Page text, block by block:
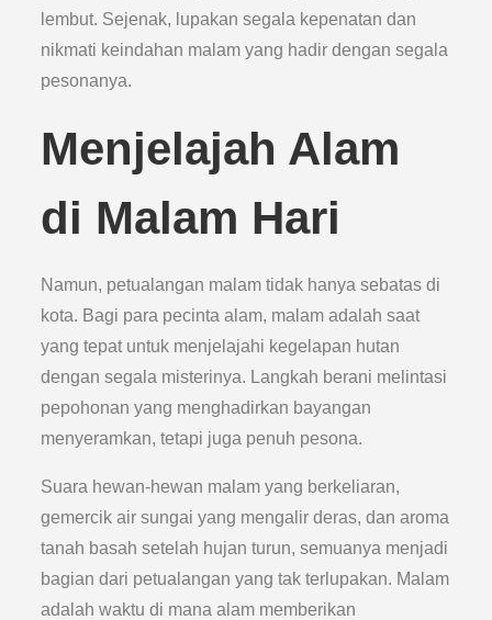
lembut. Sejenak, lupakan segala kepenatan dan
nikmati keindahan malam yang hadir dengan segala
pesonanya.
Menjelajah Alam
di Malam Hari
Namun, petualangan malam tidak hanya sebatas di
kota. Bagi para pecinta alam, malam adalah saat
yang tepat untuk menjelajahi kegelapan hutan
dengan segala misterinya. Langkah berani melintasi
pepohonan yang menghadirkan bayangan
menyeramkan, tetapi juga penuh pesona.
Suara hewan-hewan malam yang berkeliaran,
gemercik air sungai yang mengalir deras, dan aroma
tanah basah setelah hujan turun, semuanya menjadi
bagian dari petualangan yang tak terlupakan. Malam
adalah waktu di mana alam memberikan